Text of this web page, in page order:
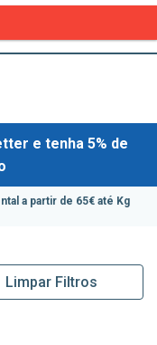
e tenha 5% de
a partir de 65€ até Kg
Limpar Filtros